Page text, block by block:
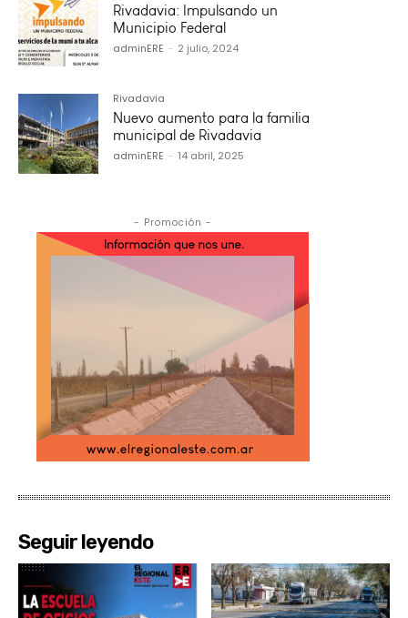
Rivadavia: Impulsando un
Municipio Federal
adminERE - 2 julio, 2024
Rivadavia
Nuevo aumento para la familia
municipal de Rivadavia
adminERE - 14 abril, 2025
- Promoción -
Seguir leyendo